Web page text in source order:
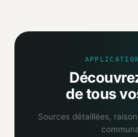
selon la fiabilité des
de tous
Sources détaillées,